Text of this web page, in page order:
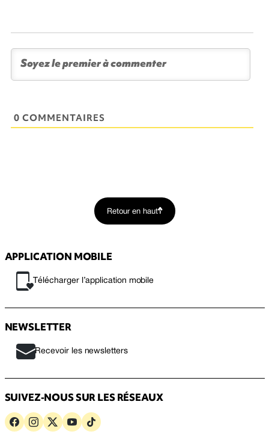
0 COMMENTAIRES
Retour en haut
APPLICATION MOBILE
Télécharger l’application mobile
NEWSLETTER
Recevoir les newsletters
SUIVEZ-NOUS SUR LES RÉSEAUX